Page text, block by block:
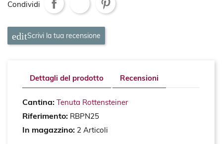
Condividi
Scrivi la tua recensione
Dettagli del prodotto Recensioni
Cantina: Tenuta Rottensteiner
Riferimento: RBPN25
In magazzino: 2 Articoli